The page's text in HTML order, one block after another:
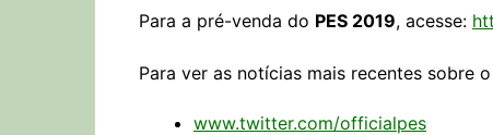
Para a pré-venda do PES 2019, acesse:
Para ver as notícias mais recentes sobre o
www.twitter.com/officialpes